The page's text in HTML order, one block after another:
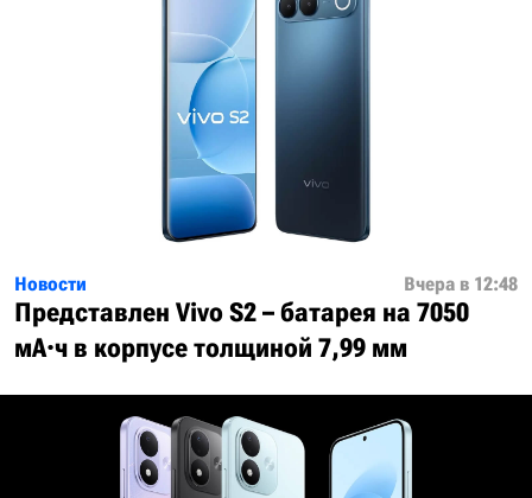
Новости Вчера в 12:48
Представлен Vivo S2 – батарея на 7050
мА·ч в корпусе толщиной 7,99 мм